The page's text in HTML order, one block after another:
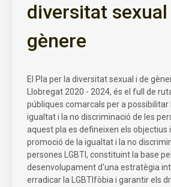
diversitat sexual
gènere
El Pla per la diversitat sexual i de
Llobregat 2020 - 2024, és el full de
públiques comarcals per a possibilitar
igualtat i la no discriminació de les
aquest pla es defineixen els objectius
promoció de la igualtat i la no
persones LGBTI, constituint la base pel
desenvolupament d'una estratègia
erradicar la LGBTIfòbia i garantir els